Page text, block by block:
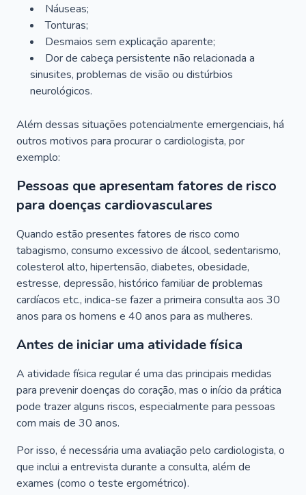
Náuseas;
Tonturas;
Desmaios sem explicação aparente;
Dor de cabeça persistente não relacionada a
sinusites, problemas de visão ou distúrbios
neurológicos.
Além dessas situações potencialmente emergenciais, há
outros motivos para procurar o cardiologista, por
exemplo:
Pessoas que apresentam fatores de risco
para doenças cardiovasculares
Quando estão presentes fatores de risco como
tabagismo, consumo excessivo de álcool, sedentarismo,
colesterol alto, hipertensão, diabetes, obesidade,
estresse, depressão, histórico familiar de problemas
cardíacos etc., indica-se fazer a primeira consulta aos 30
anos para os homens e 40 anos para as mulheres.
Antes de iniciar uma atividade física
A atividade física regular é uma das principais medidas
para prevenir doenças do coração, mas o início da prática
pode trazer alguns riscos, especialmente para pessoas
com mais de 30 anos.
Por isso, é necessária uma avaliação pelo cardiologista, o
que inclui a entrevista durante a consulta, além de
exames (como o teste ergométrico).